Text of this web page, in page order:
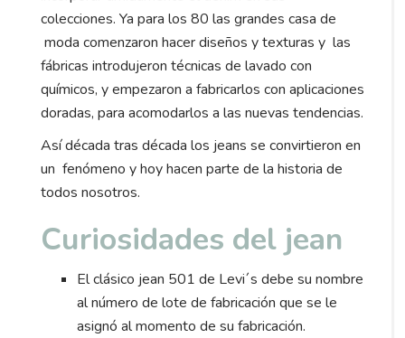
colecciones. Ya para los 80 las grandes casa de
moda comenzaron hacer diseños y texturas y las
fábricas introdujeron técnicas de lavado con
químicos, y empezaron a fabricarlos con aplicaciones
doradas, para acomodarlos a las nuevas tendencias.
Así década tras década los jeans se convirtieron en
un fenómeno y hoy hacen parte de la historia de
todos nosotros.
Curiosidades del jean
El clásico jean 501 de Levi´s debe su nombre
al número de lote de fabricación que se le
asignó al momento de su fabricación.